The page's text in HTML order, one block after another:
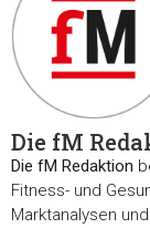
Die fM
Die fM Redaktion
Fitness- und
Marktanalysen